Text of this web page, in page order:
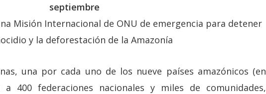
septiembre
Misión Internacional de ONU de emergencia para detener
y la deforestación de la Amazonía
una por cada uno de los nueve países amazónicos (en
a 400 federaciones nacionales y miles de comunidades,